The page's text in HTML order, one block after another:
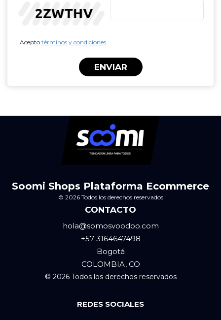
Acepto términos y condiciones
ENVIAR
Soomi Shops Plataforma Ecommerce
© 2026 Todos los derechos reservados
CONTACTO
hola@somosvoodoo.com
+57 3164647498
Bogotá
COLOMBIA, CO
© 2026 Todos los derechos reservados
REDES SOCIALES